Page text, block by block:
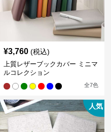
¥3,760 (税込)
上質レザーブックカバー ミニマ
ルコレクション
全7色
人気